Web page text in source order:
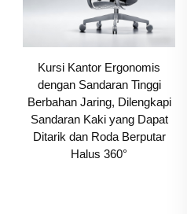
Kursi Kantor Ergonomis
dengan Sandaran Tinggi
Berbahan Jaring, Dilengkapi
Sandaran Kaki yang Dapat
Ditarik dan Roda Berputar
Halus 360°